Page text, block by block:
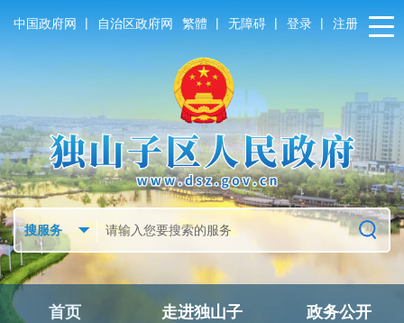
中国政府网 | 自治区政府网 繁體 | 无障碍 | 登录 | 注册
首页 走进独山子
政务公开